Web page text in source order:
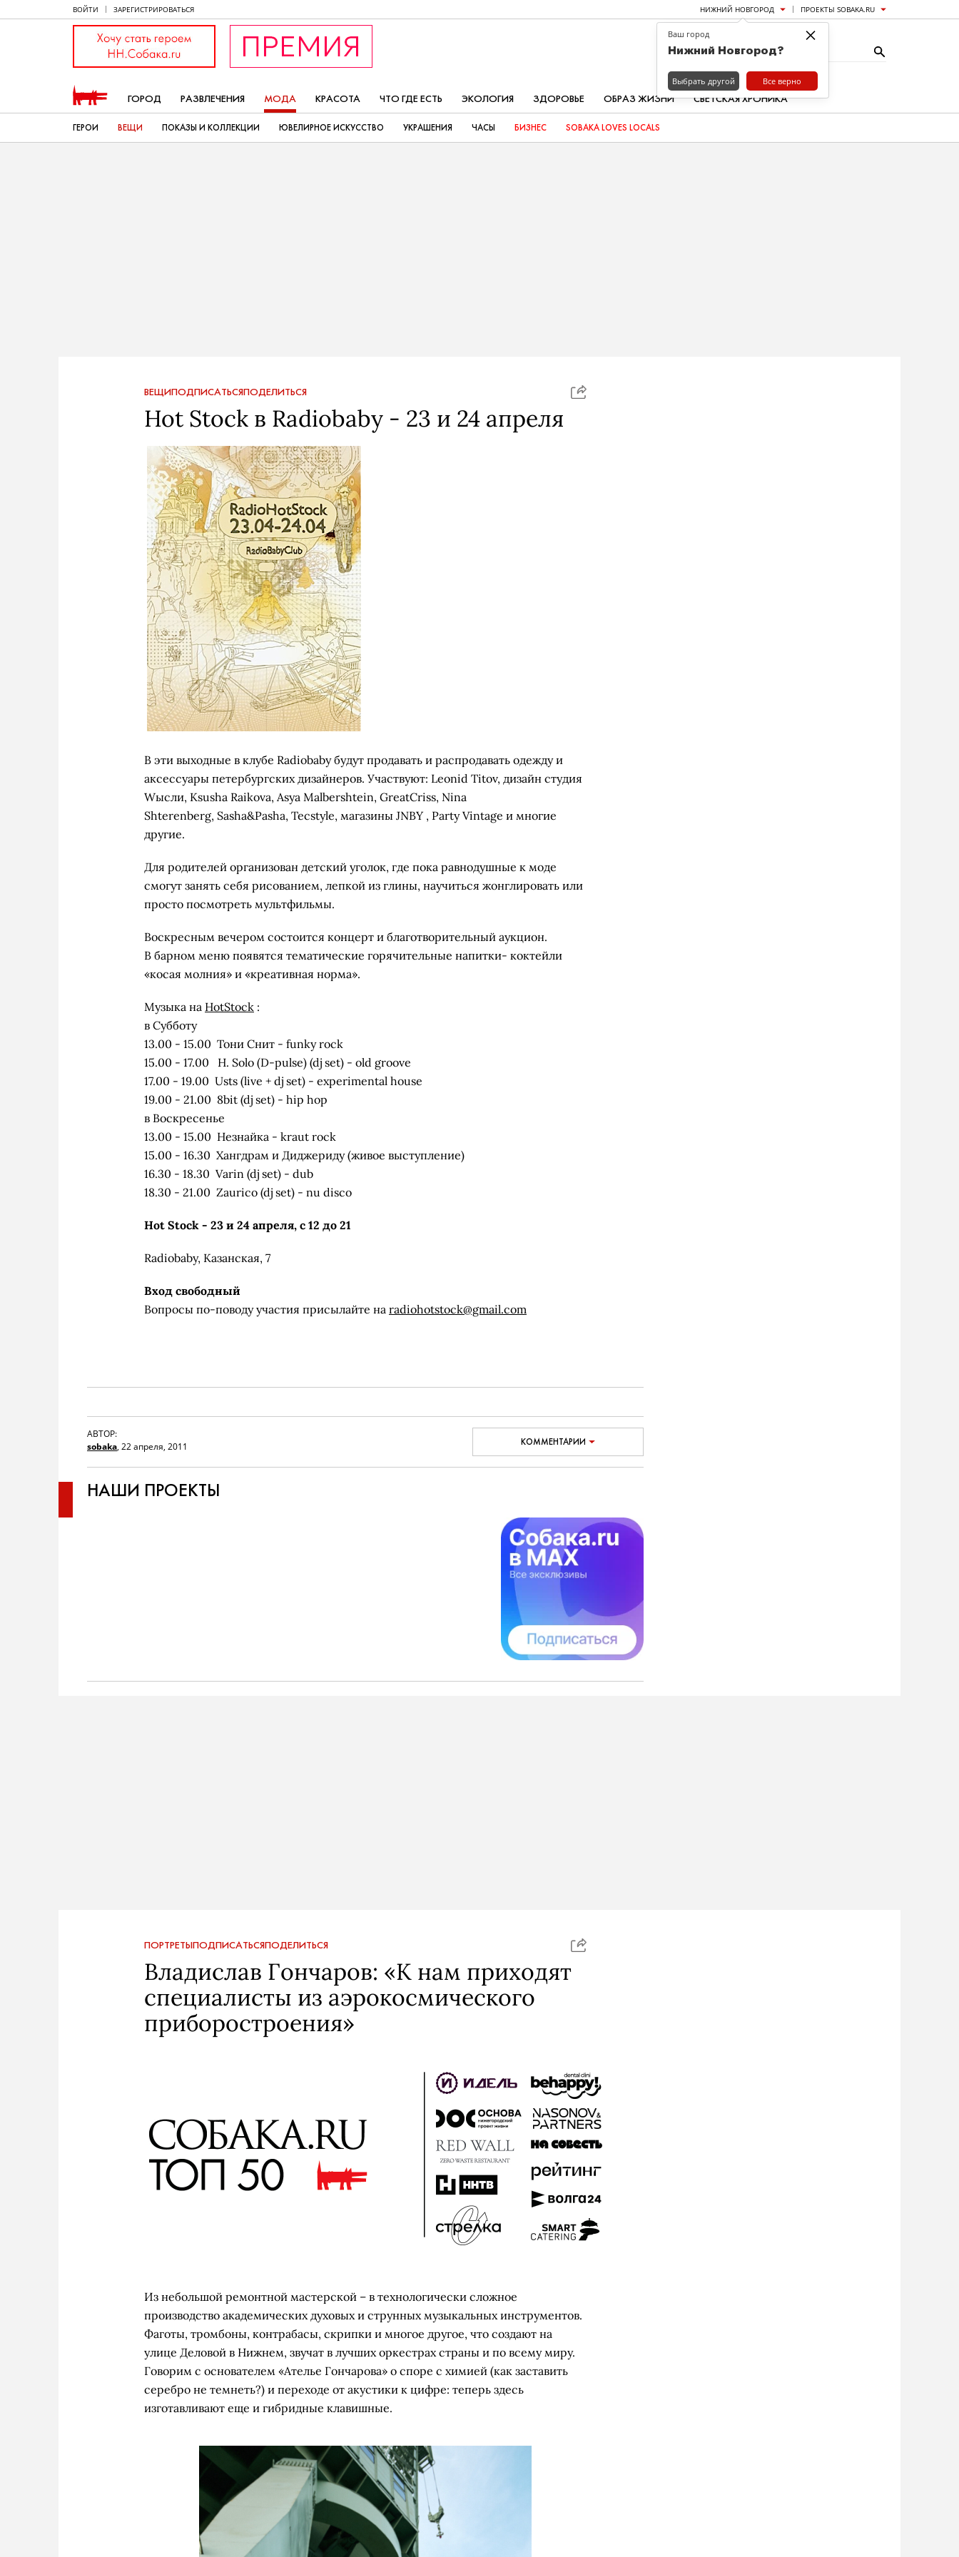
ВОЙТИ ЗАРЕГИСТРИРОВАТЬСЯ НИЖНИЙ НОВГОРОД ПРОЕКТЫ SOBAKA.RU
ГОРОД РАЗВЛЕЧЕНИЯ МОДА КРАСОТА ЧТО ГДЕ ЕСТЬ ЭКОЛОГИЯ ЗДОРОВЬЕ ОБРАЗ ЖИЗНИ СВЕТСКАЯ ХРОНИКА
ГЕРОИ ВЕЩИ ПОКАЗЫ И КОЛЛЕКЦИИ ЮВЕЛИРНОЕ ИСКУССТВО УКРАШЕНИЯ ЧАСЫ БИЗНЕС SOBAKA LOVES LOCALS
ВЕЩИПОДПИСАТЬСЯПОДЕЛИТЬСЯ
Hot Stock в Radiobaby - 23 и 24 апреля
В эти выходные в клубе Radiobaby будут продавать и распродавать одежду и
аксессуары петербургских дизайнеров. Участвуют: Leonid Titov, дизайн студия
Wысли, Ksusha Raikova, Asya Malbershtein, GreatCriss, Nina
Shterenberg, Sasha&Pasha, Tecstyle, магазины JNBY , Party Vintage и многие
другие.
Для родителей организован детский уголок, где пока равнодушные к моде
смогут занять себя рисованием, лепкой из глины, научиться жонглировать или
просто посмотреть мультфильмы.
Воскресным вечером состоится концерт и благотворительный аукцион.
В барном меню появятся тематические горячительные напитки- коктейли
«косая молния» и «креативная норма».
Музыка на HotStock :
в Субботу
13.00 - 15.00 Тони Снит - funky rock
15.00 - 17.00 H. Solo (D-pulse) (dj set) - old groove
17.00 - 19.00 Usts (live + dj set) - experimental house
19.00 - 21.00 8bit (dj set) - hip hop
в Воскресенье
13.00 - 15.00 Незнайка - kraut rock
15.00 - 16.30 Хангдрам и Диджериду (живое выступление)
16.30 - 18.30 Varin (dj set) - dub
18.30 - 21.00 Zaurico (dj set) - nu disco
Hot Stock - 23 и 24 апреля, с 12 до 21
Radiobaby, Казанская, 7
Вход свободный
Вопросы по-поводу участия присылайте на radiohotstock@gmail.com
АВТОР:
sobaka, 22 апреля, 2011 КОММЕНТАРИИ
НАШИ ПРОЕКТЫ
ПОРТРЕТЫПОДПИСАТЬСЯПОДЕЛИТЬСЯ
Владислав Гончаров: «К нам приходят
специалисты из аэрокосмического
приборостроения»
Из небольшой ремонтной мастерской – в технологически сложное
производство академических духовых и струнных музыкальных инструментов.
Фаготы, тромбоны, контрабасы, скрипки и многое другое, что создают на
улице Деловой в Нижнем, звучат в лучших оркестрах страны и по всему миру.
Говорим с основателем «Ателье Гончарова» о споре с химией (как заставить
серебро не темнеть?) и переходе от акустики к цифре: теперь здесь
изготавливают еще и гибридные клавишные.
×
Ваш город
Нижний Новгород?
Выбрать другой Все верно